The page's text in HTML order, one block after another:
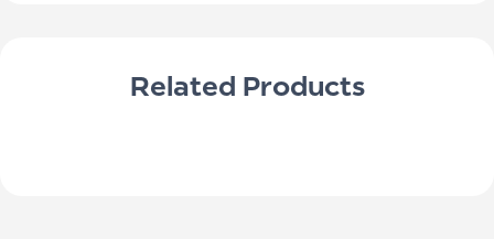
Related Products